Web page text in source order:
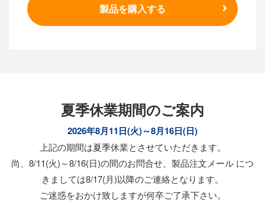
製品を購入する
夏季休業期間のご案内
2026年8月11日(火)～8月16日(日)
上記の期間は夏季休業とさせていただきます。
尚、8/11(火)～8/16(日)の間のお問合せ、製品注文メール につ
きましては8/17(月)以降のご連絡となります。
ご迷惑をおかけ致しますが何卒ご了承下さい。